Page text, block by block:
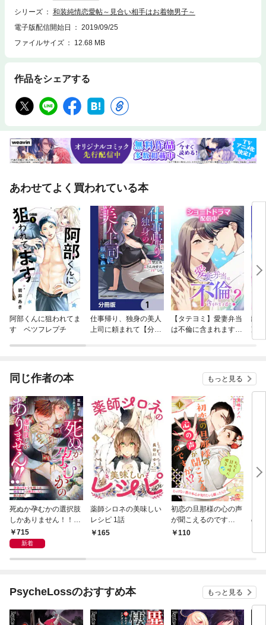
シリーズ
和装純情恋愛帖～見合い相手はお着物男子～
電子版配信開始日
2019/09/25
ファイルサイズ
12.68 MB
作品をシェアする
あわせてよく買われている本
阿部くんに狙われてま
す ベツフレプチ
仕事帰り、独身の美人
上司に頼まれて【分冊
【タテヨミ】愛妻弁当
は不倫に含まれます
離
冷
容
同じ作者の本 もっと見る
死ぬか孕むかの選択肢
しかありません！！
余命わずかな女剣士は
絶倫王子の執着えっち
715
新着
薬師シロネの美味しい
レシピ 1話
165
初恋の旦那様の心の声
が聞こえるのです
が！？ ただしHの時
110
の
【
PsycheLossのおすすめ本 もっと見る